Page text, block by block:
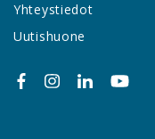
Yhteystiedot
Uutishuone